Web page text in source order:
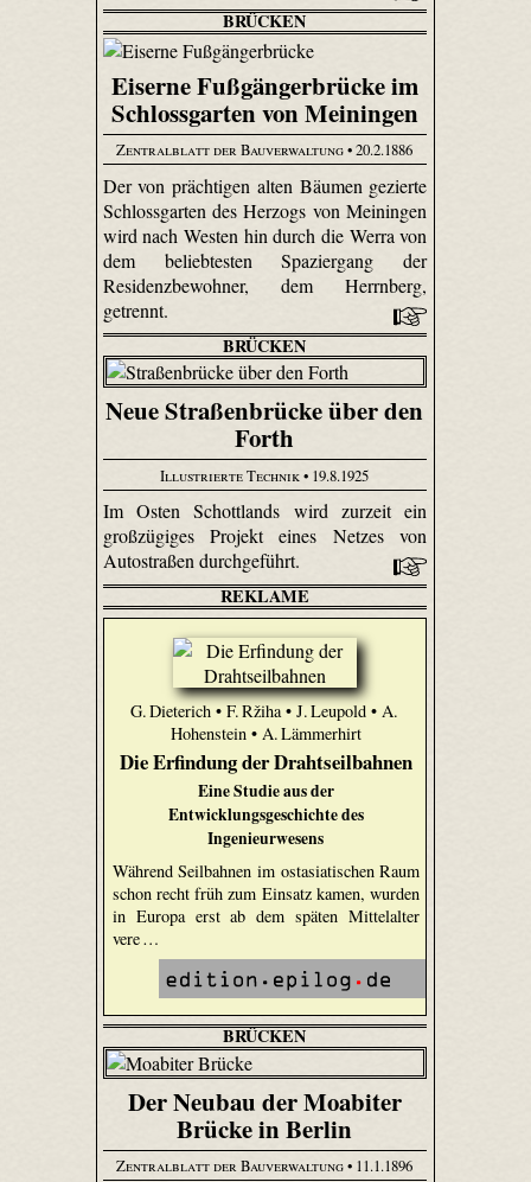
BRÜCKEN
Eiserne Fußgängerbrücke im
Schlossgarten von Meiningen
Zentralblatt der Bauverwaltung• 20.2.1886
Der von prächtigen alten Bäumen gezierte
Schlossgarten des Herzogs von Meiningen
wird nach Westen hin durch die Werra von
dem beliebtesten Spaziergang der
Residenzbewohner, dem Herrnberg,
getrennt.
BRÜCKEN
Neue Straßenbrücke über den
Forth
Illustrierte Technik• 19.8.1925
Im Osten Schottlands wird zurzeit ein
großzügiges Projekt eines Netzes von
Autostraßen durchgeführt.
REKLAME
G. Dieterich • F. Ržiha • J. Leupold • A.
Hohenstein • A. Lämmerhirt
Die Erfindung der Drahtseilbahnen
Eine Studie aus der
Entwicklungsgeschichte des
Ingenieurwesens
Während Seilbahnen im ostasiatischen Raum
schon recht früh zum Einsatz kamen, wurden
in Europa erst ab dem späten Mittelalter
vere …
BRÜCKEN
Der Neubau der Moabiter
Brücke in Berlin
Zentralblatt der Bauverwaltung• 11.1.1896